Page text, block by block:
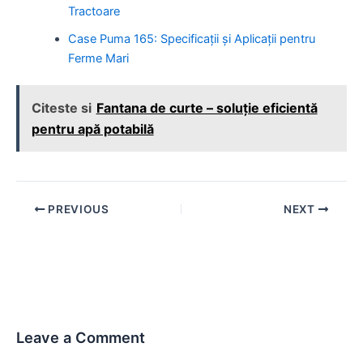
Tractoare
Case Puma 165: Specificații și Aplicații pentru
Ferme Mari
Citeste si Fantana de curte – soluție eficientă
pentru apă potabilă
Post PREVIOUS NEXT
Leave a Comment